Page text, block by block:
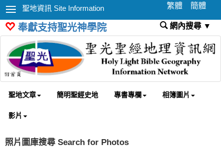
聖地資訊 Site Information 繁體 簡體
奉獻支持聖光神學院 網內搜尋 ▼
聖地文章 簡明聖經史地 專書專欄 相簿圖片
影片
照片圖庫搜尋 Search for Photos